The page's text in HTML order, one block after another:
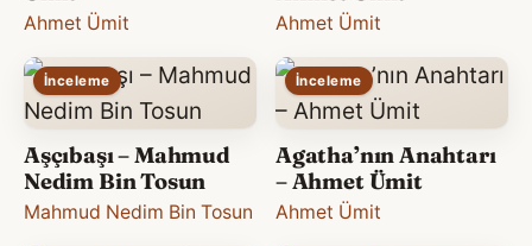
Ahmet Ümit Ahmet Ümit
İnceleme
Aşçıbaşı – Mahmud
Nedim Bin Tosun
Mahmud Nedim Bin Tosun
İnceleme
Agatha’nın Anahtarı
– Ahmet Ümit
Ahmet Ümit